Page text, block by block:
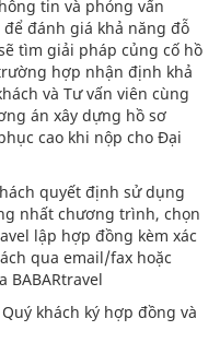
tin và phỏng vấn
đánh giá khả năng đỗ
tìm giải pháp củng cố hồ
hợp nhận định khả
và Tư vấn viên cùng
án xây dựng hồ sơ
cao khi nộp cho Đại
quyết định sử dụng
nhất chương trình, chọn
lập hợp đồng kèm xác
qua email/fax hoặc
BABARtravel
Quý khách ký hợp đồng và